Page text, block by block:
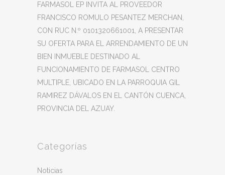
FARMASOL EP INVITA AL PROVEEDOR
FRANCISCO ROMULO PESANTEZ MERCHAN,
CON RUC N.º 0101320661001, A PRESENTAR
SU OFERTA PARA EL ARRENDAMIENTO DE UN
BIEN INMUEBLE DESTINADO AL
FUNCIONAMIENTO DE FARMASOL CENTRO
MULTIPLE, UBICADO EN LA PARROQUIA GIL
RAMIREZ DÁVALOS EN EL CANTÓN CUENCA,
PROVINCIA DEL AZUAY.
Categorías
Noticias